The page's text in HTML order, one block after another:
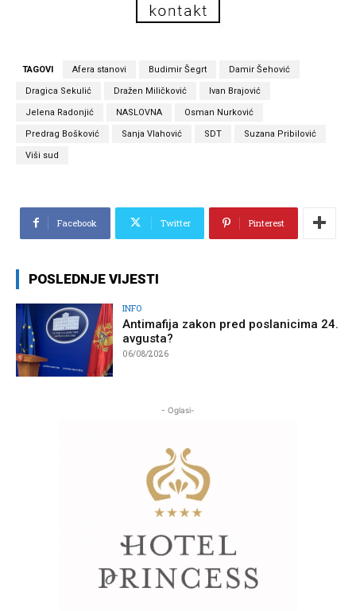
TAGOVI Afera stanovi Budimir Šegrt Damir Šehović
Dragica Sekulić Dražen Miličković Ivan Brajović
Jelena Radonjić NASLOVNA Osman Nurković
Predrag Bošković Sanja Vlahović SDT Suzana Pribilović
Viši sud
Facebook Twitter Pinterest
POSLEDNJE VIJESTI
INFO
Antimafija zakon pred poslanicima 24.
avgusta?
06/08/2026
- Oglasi-